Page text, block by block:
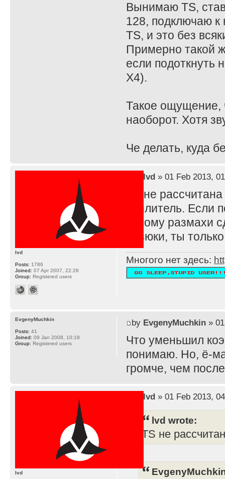
Вынимаю TS,
128, подключаю к
TS, и это без
Примерно такой
если подоткнуть
X4).
Такое ощущение,
наоборот. Хотя
Че делать, куда
lvd» 01 Feb 2013,
TS не
усилитель. Если
потому размахи
резюки, ты
Многого нет здесь:
lvd
Posts: 1786
Joined: 07 Apr 2007, 22:28
Group: Registered users
by EvgenyMuchkin» 01
Что уменьшил
понимаю. Но, ё-
громче, чем
EvgenyMuchkin
Posts: 41
Joined: 09 Jan 2008, 10:18
Group: Registered users
lvd» 01 Feb 2013,
lvd wrote:
TS не
lvd